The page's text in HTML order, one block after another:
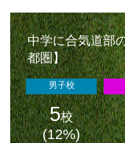
中学に合気道部
都圏】
男子校
5校
(12%)